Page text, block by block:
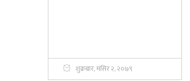
शुक्रबार, मंसिर २, २०७९